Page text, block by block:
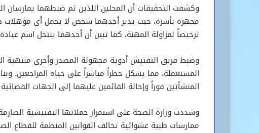
وكشفت التحقيقات أن المحلين اللذين تم ضبطهما يمارسان
مجهزة بأسرة، حيث يدير أحدهما شخص لا يحمل أي مؤهلات
ترخيصاً لمزاولة المهنة، كما تبين أن أحدهما ينتحل اسم
وضبط فريق التفتيش أدوية مجهولة المصدر وأخرى منتهية
المستعملة، مما يشكل خطراً مباشراً على حياة المراجعين.
المنشأتين فوراً وإحالة القائمين عليهما إلى الجهات
وشددت وزارة الصحة على استمرار حملاتها التفتيشية
ممارسات طبية عشوائية تخالف القوانين المنظمة للقطاع